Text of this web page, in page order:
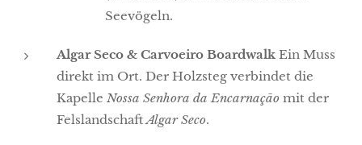
Seevögeln.
Algar Seco & Carvoeiro Boardwalk Ein Muss
direkt im Ort. Der Holzsteg verbindet die
Kapelle Nossa Senhora da Encarnação mit der
FelslandschaftAlgar Seco.